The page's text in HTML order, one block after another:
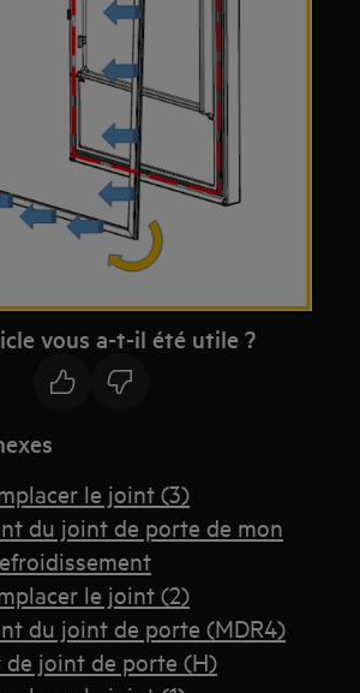
vous a-t-il été utile ?
le joint (3)
du joint de porte de mon
le joint (2)
du joint de porte (MDR4)
de joint de porte (H)